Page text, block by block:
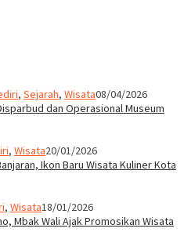
, Sejarah, Wisata08/04/2026
dan Operasional Museum
, Wisata20/01/2026
Ikon Baru Wisata Kuliner Kota
, Wisata18/01/2026
Mbak Wali Ajak Promosikan Wisata